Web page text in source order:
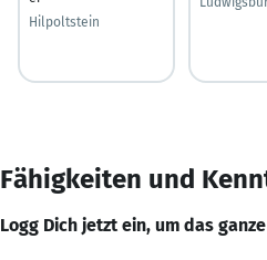
Hilpoltstein
Fähigkeiten und
Logg Dich jetzt ein, um das